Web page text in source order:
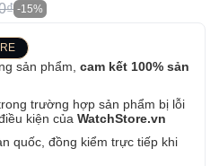
-15%
sản phẩm, cam kết 100% sản
trường hợp sản phẩm bị lỗi
kiện của WatchStore.vn
quốc, đồng kiểm trực tiếp khi